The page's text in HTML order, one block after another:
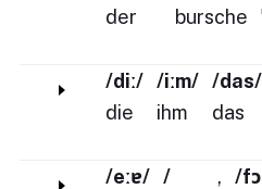
der
bursche
/diː/
die
/iːm/
ihm
/das/
das
/eːɐ/ /
,
/